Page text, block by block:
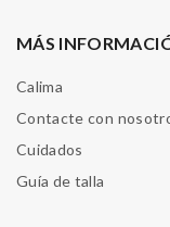
MÁS
Calima
Contacte con
Cuidados
Guía de talla